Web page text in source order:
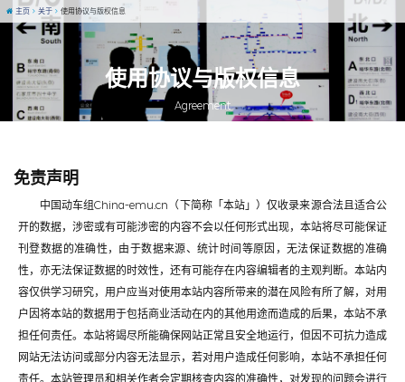
使用协议与版权信息
Agreement
主页 关于 使用协议与版权信息
免责声明
中国动车组China-emu.cn（下简称「本站」）仅收录来源合法且适合公
开的数据，涉密或有可能涉密的内容不会以任何形式出现，本站将尽可能保证
刊登数据的准确性，由于数据来源、统计时间等原因，无法保证数据的准确
性，亦无法保证数据的时效性，还有可能存在内容编辑者的主观判断。本站内
容仅供学习研究，用户应当对使用本站内容所带来的潜在风险有所了解，对用
户因将本站的数据用于包括商业活动在内的其他用途而造成的后果，本站不承
担任何责任。本站将竭尽所能确保网站正常且安全地运行，但因不可抗力造成
网站无法访问或部分内容无法显示，若对用户造成任何影响，本站不承担任何